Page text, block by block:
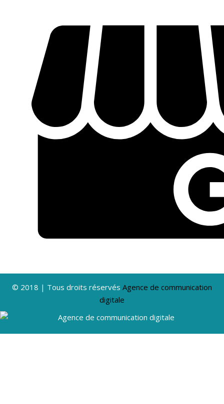
© 2018 | Tous droits réservés Agence de communication
digitale